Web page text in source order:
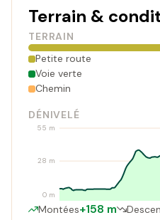
Terrain &
TERRAIN
Petite route
Voie verte
Chemin
DÉNIVELÉ
0 m
28 m
55 m
Montées+158 m